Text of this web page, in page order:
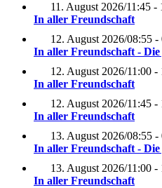
11. August 2026/11:45 -
In aller Freundschaft
12. August 2026/08:55 -
In aller Freundschaft -
12. August 2026/11:00 -
In aller Freundschaft
12. August 2026/11:45 -
In aller Freundschaft
13. August 2026/08:55 -
In aller Freundschaft -
13. August 2026/11:00 -
In aller Freundschaft